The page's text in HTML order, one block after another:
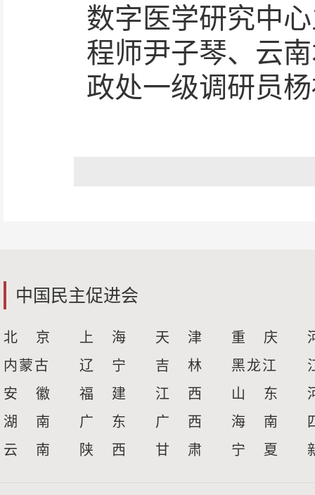
数字医学研究中
程师尹子琴、云
政处一级调研员
中国民主促进会
北 京 上 海 天 津 重 庆
内蒙古
辽 宁 吉 林 黑龙江
安 徽
福 建 江 西 山 东
湖 南
广 东 广 西 海 南
云 南
陕 西 甘 肃 宁 夏